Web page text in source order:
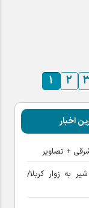
۱ ۲
اخبار
+ تصاویر
به زوار کربلا/